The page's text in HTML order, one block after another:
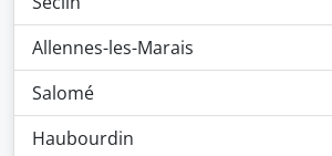
Allennes-les-Marais
Salomé
Haubourdin